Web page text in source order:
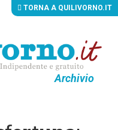
Archivio
TORNA A QUILIVORNO.IT